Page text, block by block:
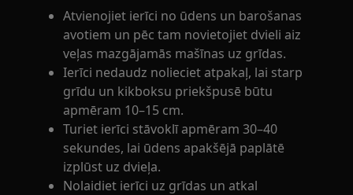
Atvienojiet ierīci no ūdens un barošanas
avotiem un pēc tam novietojiet dvieli aiz
veļas mazgājamās mašīnas uz grīdas.
Ierīci nedaudz nolieciet atpakaļ, lai starp
grīdu un kikboksu priekšpusē būtu
apmēram 10–15 cm.
Turiet ierīci stāvoklī apmēram 30–40
sekundes, lai ūdens apakšējā paplātē
izplūst uz dvieļa.
Nolaidiet ierīci uz grīdas un atkal